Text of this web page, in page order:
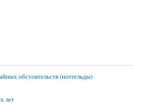
обстоятельств (нотгельды)
лет